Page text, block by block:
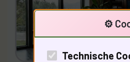
⚙️
Technische